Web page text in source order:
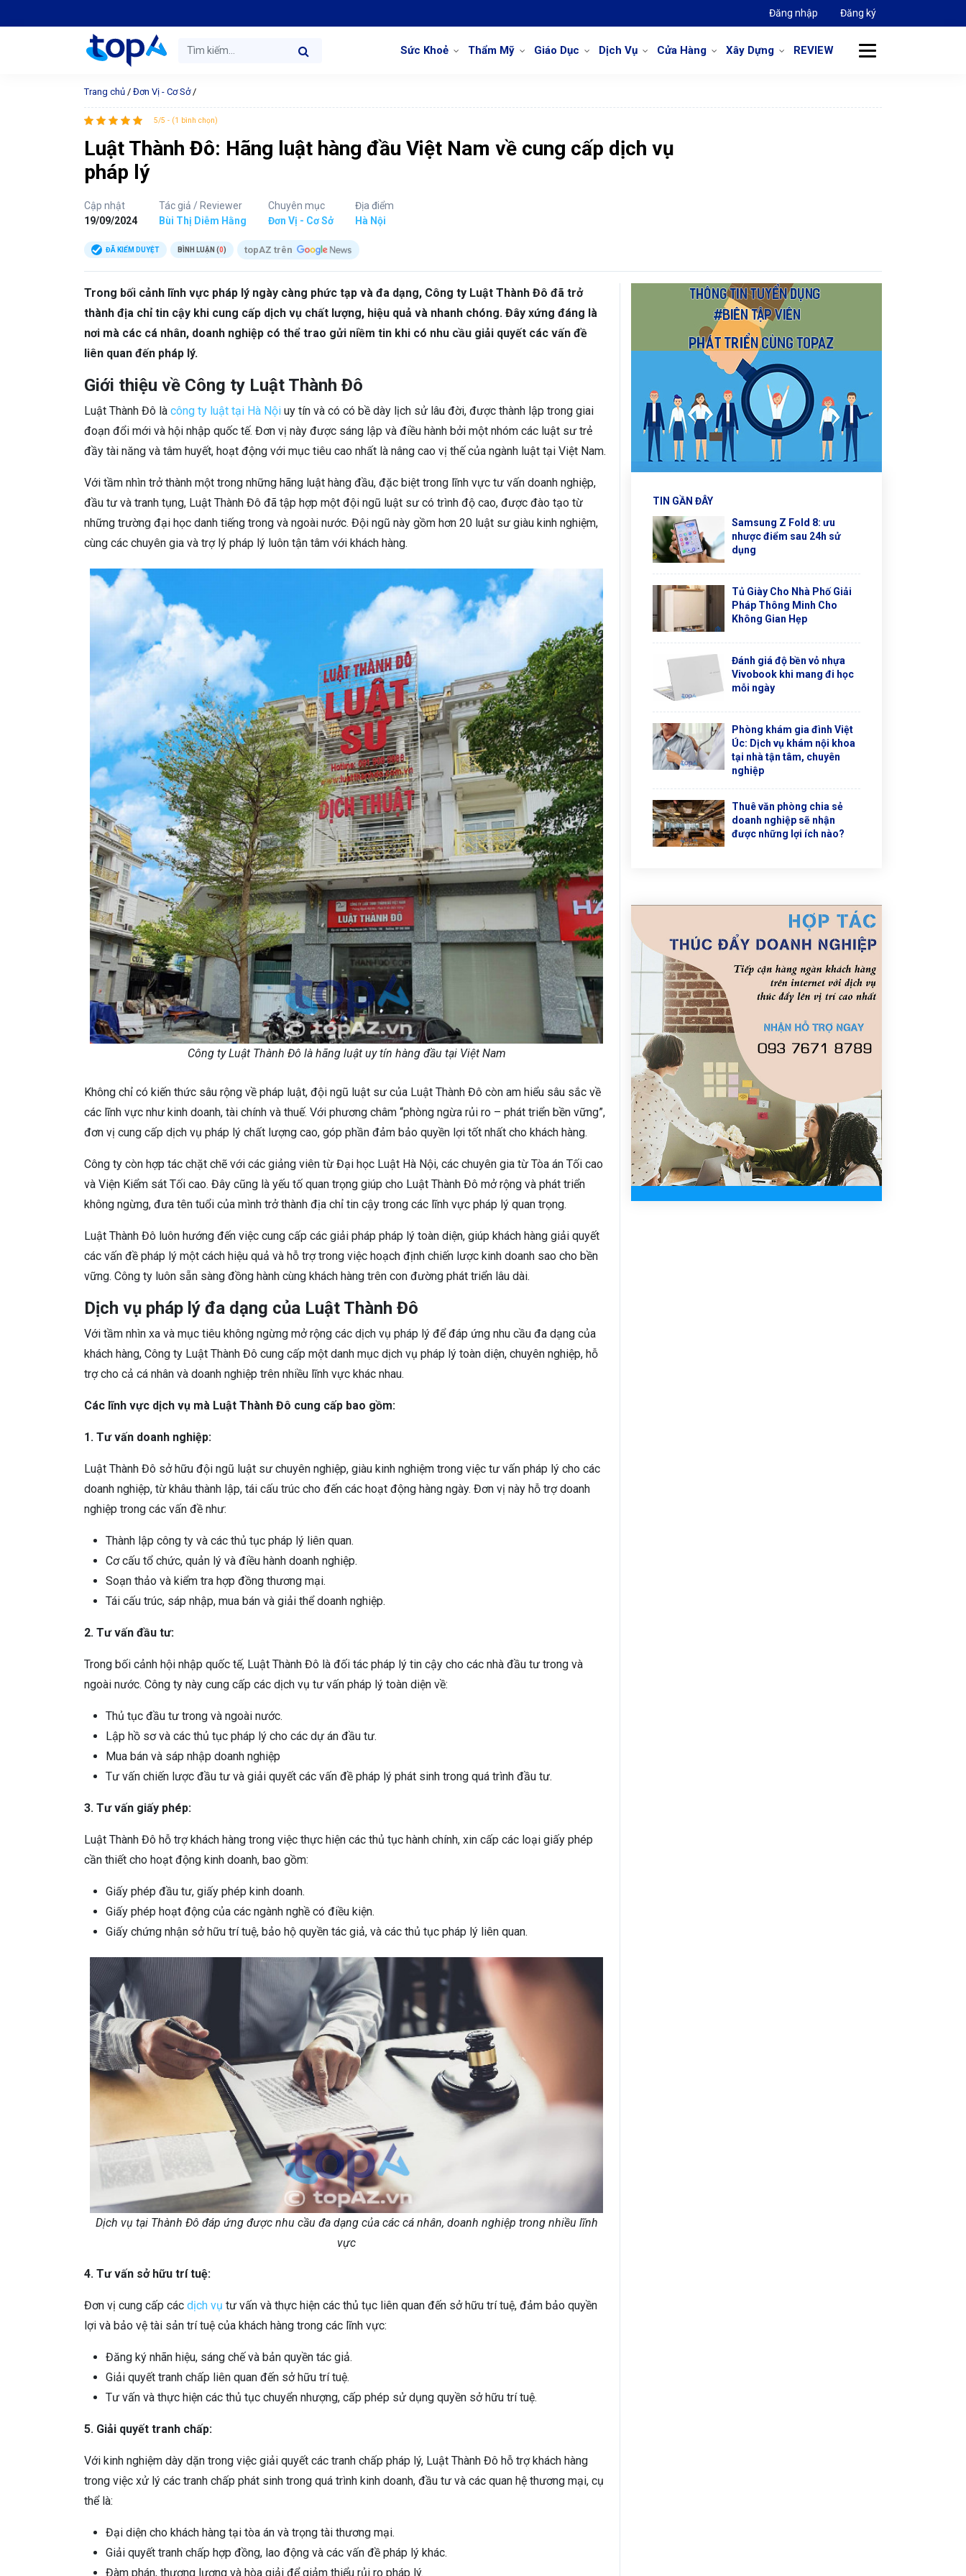
Đăng nhập Đăng ký
Sức Khoẻ Thẩm Mỹ Giáo Dục Dịch Vụ Cửa Hàng Xây Dựng REVIEW
Trang chủ / Đơn Vị - Cơ Sở/
5/5 - (1 bình chọn)
Luật Thành Đô: Hãng luật hàng đầu Việt Nam về cung cấp dịch vụ
pháp lý
Cập nhật
19/09/2024
Tác giả / Reviewer
Bùi Thị Diễm Hằng
Chuyên mục
Đơn Vị - Cơ Sở
Địa điểm
Hà Nội
ĐÃ KIỂM DUYỆT BÌNH LUẬN (0) topAZ trên
Trong bối cảnh lĩnh vực pháp lý ngày càng phức tạp và đa dạng, Công ty Luật Thành Đô đã trở
thành địa chỉ tin cậy khi cung cấp dịch vụ chất lượng, hiệu quả và nhanh chóng. Đây xứng đáng là
nơi mà các cá nhân, doanh nghiệp có thể trao gửi niềm tin khi có nhu cầu giải quyết các vấn đề
liên quan đến pháp lý.
Giới thiệu về Công ty Luật Thành Đô
Luật Thành Đô là công ty luật tại Hà Nội uy tín và có có bề dày lịch sử lâu đời, được thành lập trong giai
đoạn đổi mới và hội nhập quốc tế. Đơn vị này được sáng lập và điều hành bởi một nhóm các luật sư trẻ
đầy tài năng và tâm huyết, hoạt động với mục tiêu cao nhất là nâng cao vị thế của ngành luật tại Việt Nam.
Với tầm nhìn trở thành một trong những hãng luật hàng đầu, đặc biệt trong lĩnh vực tư vấn doanh nghiệp,
đầu tư và tranh tụng, Luật Thành Đô đã tập hợp một đội ngũ luật sư có trình độ cao, được đào tạo từ
những trường đại học danh tiếng trong và ngoài nước. Đội ngũ này gồm hơn 20 luật sư giàu kinh nghiệm,
cùng các chuyên gia và trợ lý pháp lý luôn tận tâm với khách hàng.
Công ty Luật Thành Đô là hãng luật uy tín hàng đầu tại Việt Nam
Không chỉ có kiến thức sâu rộng về pháp luật, đội ngũ luật sư của Luật Thành Đô còn am hiểu sâu sắc về
các lĩnh vực như kinh doanh, tài chính và thuế. Với phương châm “phòng ngừa rủi ro – phát triển bền vững”,
đơn vị cung cấp dịch vụ pháp lý chất lượng cao, góp phần đảm bảo quyền lợi tốt nhất cho khách hàng.
Công ty còn hợp tác chặt chẽ với các giảng viên từ Đại học Luật Hà Nội, các chuyên gia từ Tòa án Tối cao
và Viện Kiểm sát Tối cao. Đây cũng là yếu tố quan trọng giúp cho Luật Thành Đô mở rộng và phát triển
không ngừng, đưa tên tuổi của mình trở thành địa chỉ tin cậy trong các lĩnh vực pháp lý quan trọng.
Luật Thành Đô luôn hướng đến việc cung cấp các giải pháp pháp lý toàn diện, giúp khách hàng giải quyết
các vấn đề pháp lý một cách hiệu quả và hỗ trợ trong việc hoạch định chiến lược kinh doanh sao cho bền
vững. Công ty luôn sẵn sàng đồng hành cùng khách hàng trên con đường phát triển lâu dài.
Dịch vụ pháp lý đa dạng của Luật Thành Đô
Với tầm nhìn xa và mục tiêu không ngừng mở rộng các dịch vụ pháp lý để đáp ứng nhu cầu đa dạng của
khách hàng, Công ty Luật Thành Đô cung cấp một danh mục dịch vụ pháp lý toàn diện, chuyên nghiệp, hỗ
trợ cho cả cá nhân và doanh nghiệp trên nhiều lĩnh vực khác nhau.
Các lĩnh vực dịch vụ mà Luật Thành Đô cung cấp bao gồm:
1. Tư vấn doanh nghiệp:
Luật Thành Đô sở hữu đội ngũ luật sư chuyên nghiệp, giàu kinh nghiệm trong việc tư vấn pháp lý cho các
doanh nghiệp, từ khâu thành lập, tái cấu trúc cho đến các hoạt động hàng ngày. Đơn vị này hỗ trợ doanh
nghiệp trong các vấn đề như:
Thành lập công ty và các thủ tục pháp lý liên quan.
Cơ cấu tổ chức, quản lý và điều hành doanh nghiệp.
Soạn thảo và kiểm tra hợp đồng thương mại.
Tái cấu trúc, sáp nhập, mua bán và giải thể doanh nghiệp.
2. Tư vấn đầu tư:
Trong bối cảnh hội nhập quốc tế, Luật Thành Đô là đối tác pháp lý tin cậy cho các nhà đầu tư trong và
ngoài nước. Công ty này cung cấp các dịch vụ tư vấn pháp lý toàn diện về:
Thủ tục đầu tư trong và ngoài nước.
Lập hồ sơ và các thủ tục pháp lý cho các dự án đầu tư.
Mua bán và sáp nhập doanh nghiệp
Tư vấn chiến lược đầu tư và giải quyết các vấn đề pháp lý phát sinh trong quá trình đầu tư.
3. Tư vấn giấy phép:
Luật Thành Đô hỗ trợ khách hàng trong việc thực hiện các thủ tục hành chính, xin cấp các loại giấy phép
cần thiết cho hoạt động kinh doanh, bao gồm:
Giấy phép đầu tư, giấy phép kinh doanh.
Giấy phép hoạt động của các ngành nghề có điều kiện.
Giấy chứng nhận sở hữu trí tuệ, bảo hộ quyền tác giả, và các thủ tục pháp lý liên quan.
Dịch vụ tại Thành Đô đáp ứng được nhu cầu đa dạng của các cá nhân, doanh nghiệp trong nhiều lĩnh
vực
4. Tư vấn sở hữu trí tuệ:
Đơn vị cung cấp các dịch vụ tư vấn và thực hiện các thủ tục liên quan đến sở hữu trí tuệ, đảm bảo quyền
lợi và bảo vệ tài sản trí tuệ của khách hàng trong các lĩnh vực:
Đăng ký nhãn hiệu, sáng chế và bản quyền tác giả.
Giải quyết tranh chấp liên quan đến sở hữu trí tuệ.
Tư vấn và thực hiện các thủ tục chuyển nhượng, cấp phép sử dụng quyền sở hữu trí tuệ.
5. Giải quyết tranh chấp:
Với kinh nghiệm dày dặn trong việc giải quyết các tranh chấp pháp lý, Luật Thành Đô hỗ trợ khách hàng
trong việc xử lý các tranh chấp phát sinh trong quá trình kinh doanh, đầu tư và các quan hệ thương mại, cụ
thể là:
Đại diện cho khách hàng tại tòa án và trọng tài thương mại.
Giải quyết tranh chấp hợp đồng, lao động và các vấn đề pháp lý khác.
Đàm phán, thương lượng và hòa giải để giảm thiểu rủi ro pháp lý.
TIN GẦN ĐÂY
Samsung Z Fold 8: ưu
nhược điểm sau 24h sử
dụng
Tủ Giày Cho Nhà Phố Giải
Pháp Thông Minh Cho
Không Gian Hẹp
Đánh giá độ bền vỏ nhựa
Vivobook khi mang đi học
mỗi ngày
Phòng khám gia đình Việt
Úc: Dịch vụ khám nội khoa
tại nhà tận tâm, chuyên
nghiệp
Thuê văn phòng chia sẻ
doanh nghiệp sẽ nhận
được những lợi ích nào?